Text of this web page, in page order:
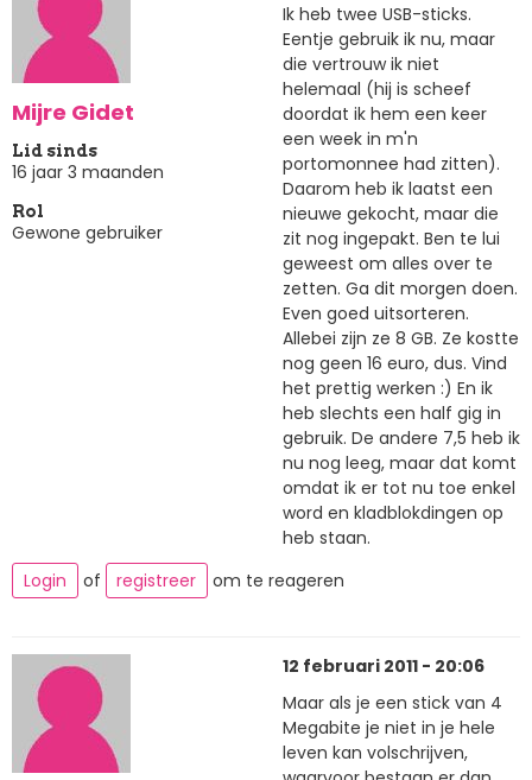
Mijre Gidet
Lid sinds
16 jaar 3 maanden
Rol
Gewone gebruiker
Ik heb twee USB-sticks.
Eentje gebruik ik nu, maar
die vertrouw ik niet
helemaal (hij is scheef
doordat ik hem een keer
een week in m'n
portomonnee had zitten).
Daarom heb ik laatst een
nieuwe gekocht, maar die
zit nog ingepakt. Ben te lui
geweest om alles over te
zetten. Ga dit morgen doen.
Even goed uitsorteren.
Allebei zijn ze 8 GB. Ze kostte
nog geen 16 euro, dus. Vind
het prettig werken :) En ik
heb slechts een half gig in
gebruik. De andere 7,5 heb ik
nu nog leeg, maar dat komt
omdat ik er tot nu toe enkel
word en kladblokdingen op
heb staan.
Login
of registreer om te reageren
12 februari 2011 - 20:06
Maar als je een stick van 4
Megabite je niet in je hele
leven kan volschrijven,